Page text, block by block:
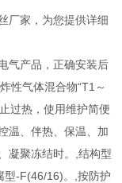
厂家，为您提供详细
气产品，正确安装后
性气体混合物“T1～
过热，使用维护简便
温、伴热、保温、加
凝聚冻结时。,结构型
型-F(46/16)。,按防护